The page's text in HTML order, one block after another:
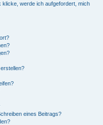
klicke, werde ich aufgefordert, mich
eines Beitrags?